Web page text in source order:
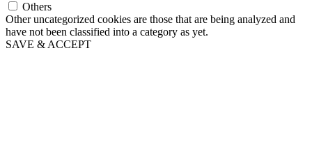
Others
Other uncategorized cookies are those that are being analyzed and
have not been classified into a category as yet.
SAVE & ACCEPT